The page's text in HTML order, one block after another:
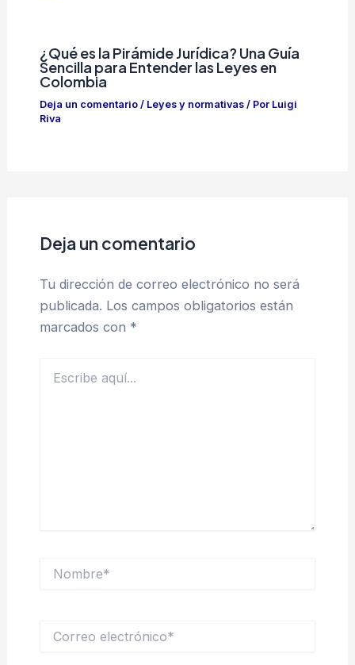
¿Qué es la Pirámide Jurídica? Una Guía
Sencilla para Entender las Leyes en
Colombia
Deja un comentario / Leyes y normativas/ Por Luigi
Riva
Deja un comentario
Tu dirección de correo electrónico no será
publicada. Los campos obligatorios están
marcados con *
aquí...
electrónico*